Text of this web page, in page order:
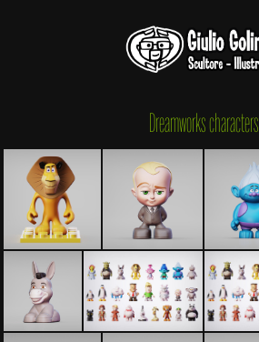
Dreamworks characters